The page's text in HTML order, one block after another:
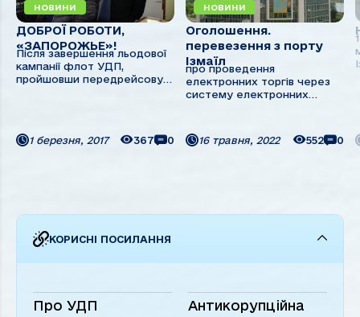
НОВИНИ
ДОБРОЇ РОБОТИ,
«ЗАПОРОЖЬЕ»!
Після завершення льодової
кампанії флот УДП,
пройшовши передрейсову
«Григорий Морозов»,
1 березня, 2017 367 0
НОВИНИ
Оголошення.
перевезення з порту
Ізмаїл
про проведення
електронних торгів через
систему електронних
Найменування
постачальника, код за
16 травня, 2022 552 0
КОРИСНІ ПОСИЛАННЯ
Про УДП Антикорупційна